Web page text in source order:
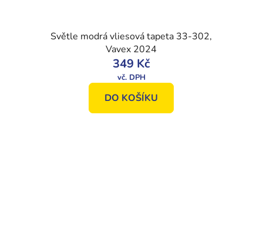
Světle modrá vliesová tapeta 33-302,
Vavex 2024
349 Kč
DO KOŠÍKU